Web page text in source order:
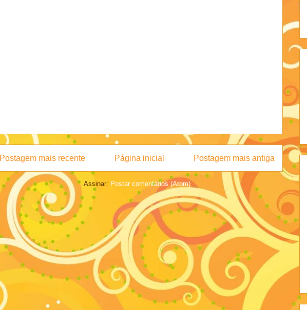
Postagem mais recente Postagem mais antiga
Página inicial
Assinar: Postar comentários (Atom)